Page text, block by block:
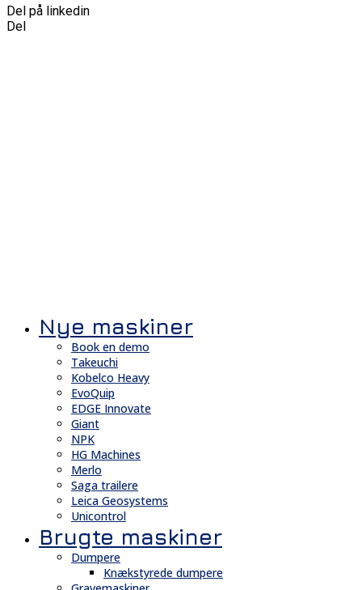
Del på linkedin
Del
Nye maskiner
Book en demo
Takeuchi
Kobelco Heavy
EvoQuip
EDGE Innovate
Giant
NPK
HG Machines
Merlo
Saga trailere
Leica Geosystems
Unicontrol
Brugte maskiner
Dumpere
Knækstyrede dumpere